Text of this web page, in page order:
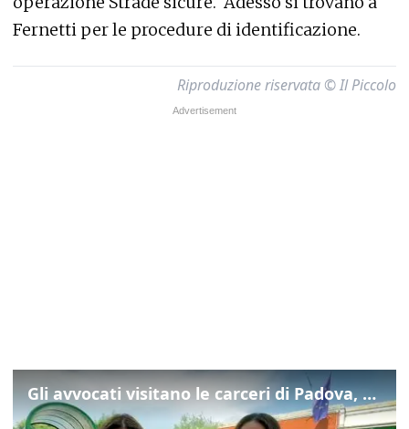
Fernetti per le procedure di identificazione.
Riproduzione riservata © Il Piccolo
Gli avvocati visitano le carceri di Padova, ecco cosa hanno trovato